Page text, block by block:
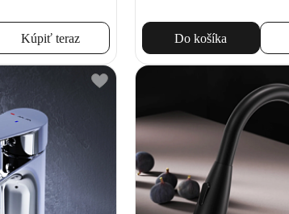
Kúpiť teraz Do košíka